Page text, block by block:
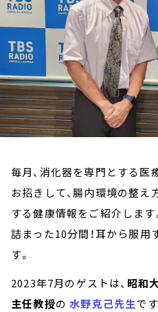
毎月、消化器を専門とする医
お招きして、腸内環境の整え
する健康情報をご紹介しま
詰まった10分間！耳から服
す。
2023年7月のゲストは、 昭和
主任教授の水野克己先生です